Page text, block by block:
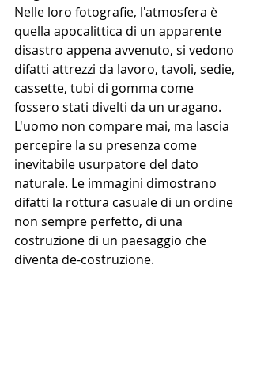
Nelle loro fotografie, l'atmosfera è
quella apocalittica di un apparente
disastro appena avvenuto, si vedono
difatti attrezzi da lavoro, tavoli, sedie,
cassette, tubi di gomma come
fossero stati divelti da un uragano.
L'uomo non compare mai, ma lascia
percepire la su presenza come
inevitabile usurpatore del dato
naturale. Le immagini dimostrano
difatti la rottura casuale di un ordine
non sempre perfetto, di una
costruzione di un paesaggio che
diventa de-costruzione.